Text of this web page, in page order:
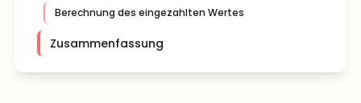
Berechnung des eingezahlten Wertes
Zusammenfassung